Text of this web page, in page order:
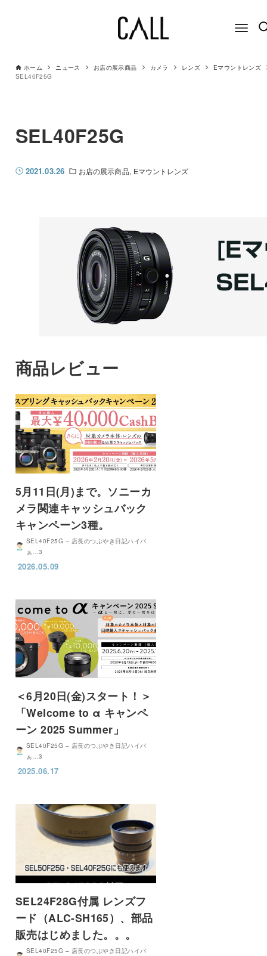
ホーム ニュース お店の展示商品 カメラ レンズ
Eマウントレンズ
SEL40F25G
SEL40F25G
2021.03.26 お店の展示商品 Eマウントレンズ
商品レビュー
5月11日(月)まで。ソニーカ
メラ関連キャッシュバック
キャンペーン3種。
SEL40F25G – 店長のつぶやき日記ハイパ
ぁ…3
2026.05.09
＜6月20日(金)スタート！＞
「Welcome to α キャンペ
ーン 2025 Summer」
SEL40F25G – 店長のつぶやき日記ハイパ
ぁ…3
2025.06.17
SEL24F28G付属 レンズフ
ード（ALC-SH165）、部品
販売はじめました。。。
SEL40F25G – 店長のつぶやき日記ハイパ